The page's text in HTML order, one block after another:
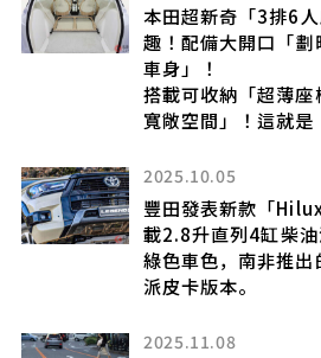
本田超新奇「3排6
趣！配備大開口「
車身」！
搭載可收納「超薄
寬敞空間」！這就是
2025.10.05
豐田發表新款「
載2.8升直列4缸柴
綠色車色，南非推
派皮卡版本。
2025.11.08